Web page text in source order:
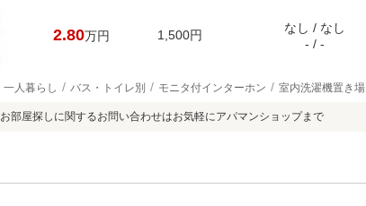
2.80万円 1,500円
なし / なし
- / -
一人暮らし バス・トイレ別 モニタ付インターホン 室内洗濯機置き場
お部屋探しに関するお問い合わせはお気軽にアパマンショップまで